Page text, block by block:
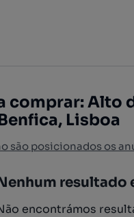
comprar: Alto
Lisboa
são posicionados os
resultado
encontrámos